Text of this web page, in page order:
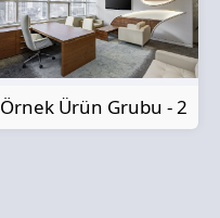
Örnek Ürün Grubu - 2